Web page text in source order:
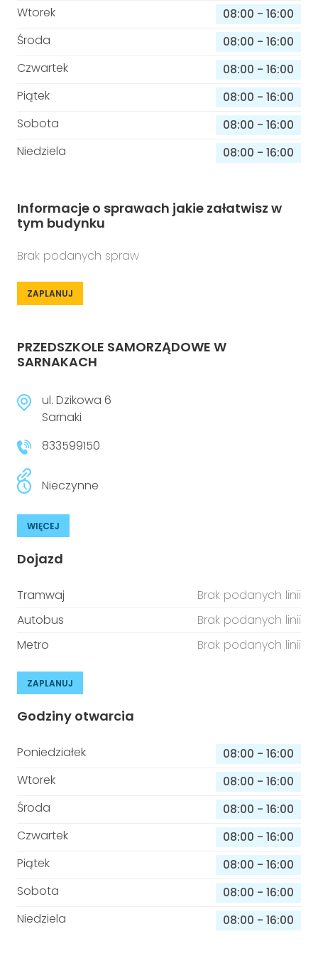
Wtorek 08:00 - 16:00
Środa
08:00 - 16:00
Czwartek
08:00 - 16:00
Piątek
08:00 - 16:00
Sobota
08:00 - 16:00
Niedziela
08:00 - 16:00
Informacje o sprawach jakie załatwisz w
tym budynku
Brak podanych spraw
ZAPLANUJ
PRZEDSZKOLE SAMORZĄDOWE W
SARNAKACH
ul. Dzikowa 6
Sarnaki
833599150
Nieczynne
WIĘCEJ
Dojazd
Tramwaj
Brak podanych linii
Autobus
Brak podanych linii
Metro
Brak podanych linii
ZAPLANUJ
Godziny otwarcia
Poniedziałek 08:00 - 16:00
Wtorek
08:00 - 16:00
Środa
08:00 - 16:00
Czwartek
08:00 - 16:00
Piątek
08:00 - 16:00
Sobota
08:00 - 16:00
Niedziela
08:00 - 16:00